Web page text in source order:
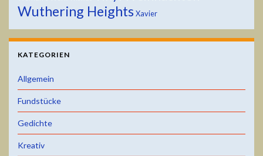
Wuthering Heights Xavier
KATEGORIEN
Allgemein
Fundstücke
Gedichte
Kreativ